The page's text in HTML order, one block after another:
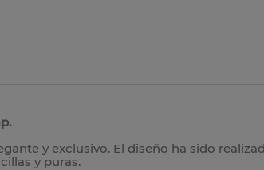
y exclusivo. El diseño ha sido
y puras.